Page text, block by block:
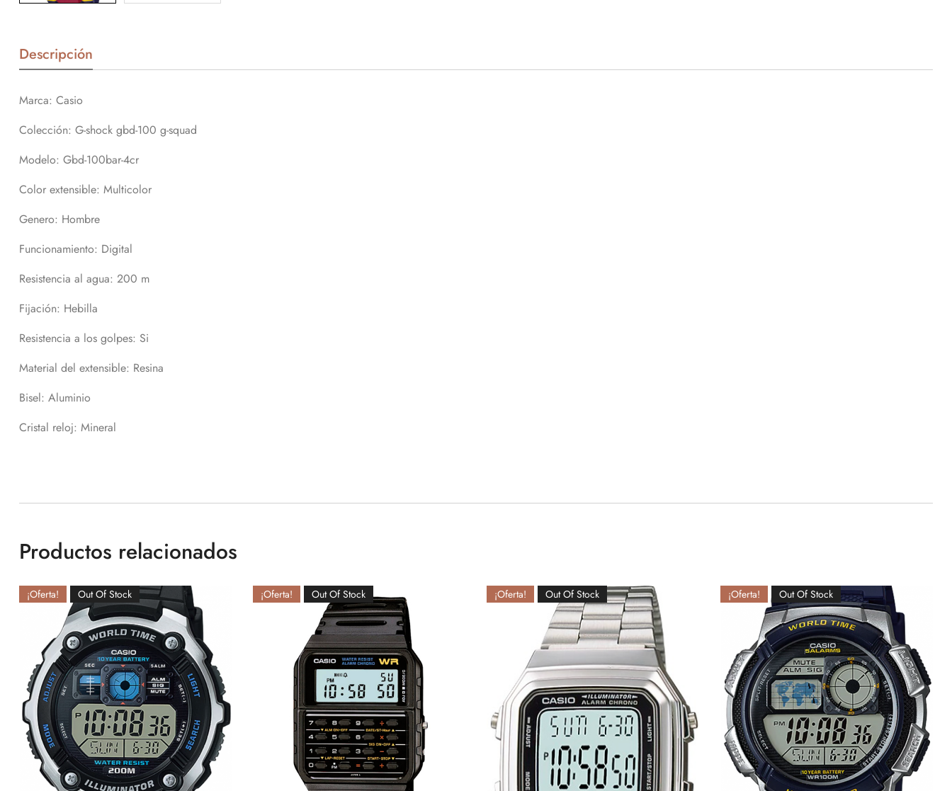
Descripción
Marca: Casio
Colección: G-shock gbd-100 g-squad
Modelo: Gbd-100bar-4cr
Color extensible: Multicolor
Genero: Hombre
Funcionamiento: Digital
Resistencia al agua: 200 m
Fijación: Hebilla
Resistencia a los golpes: Si
Material del extensible: Resina
Bisel: Aluminio
Cristal reloj: Mineral
Productos relacionados
¡Oferta! Out Of Stock ¡Oferta! Out Of Stock ¡Oferta! Out Of Stock ¡Oferta! Out Of Stock